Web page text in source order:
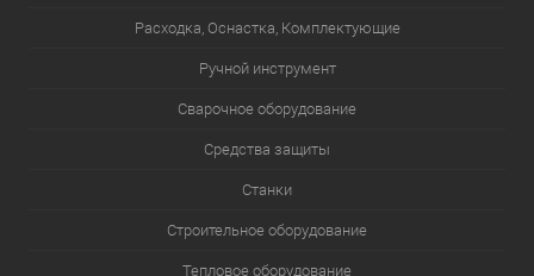
Расходка, Оснастка, Комплектующие
Ручной инструмент
Сварочное оборудование
Средства защиты
Станки
Строительное оборудование
Тепловое оборудование